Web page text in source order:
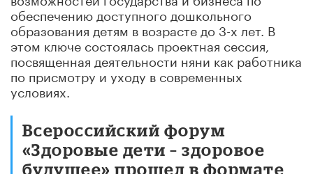
обеспечению доступного дошкольного
образования детям в возрасте до 3-х лет. В
этом ключе состоялась проектная сессия,
посвященная деятельности няни как работника
по присмотру и уходу в современных
условиях.
Всероссийский форум
«Здоровые дети – здоровое
будущее» прошел в формате